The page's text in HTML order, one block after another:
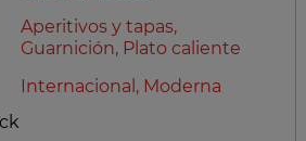
Aperitivos y tapas,
Guarnición, Plato caliente
Internacional, Moderna